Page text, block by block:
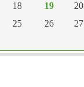
18 19 20
25 26 27